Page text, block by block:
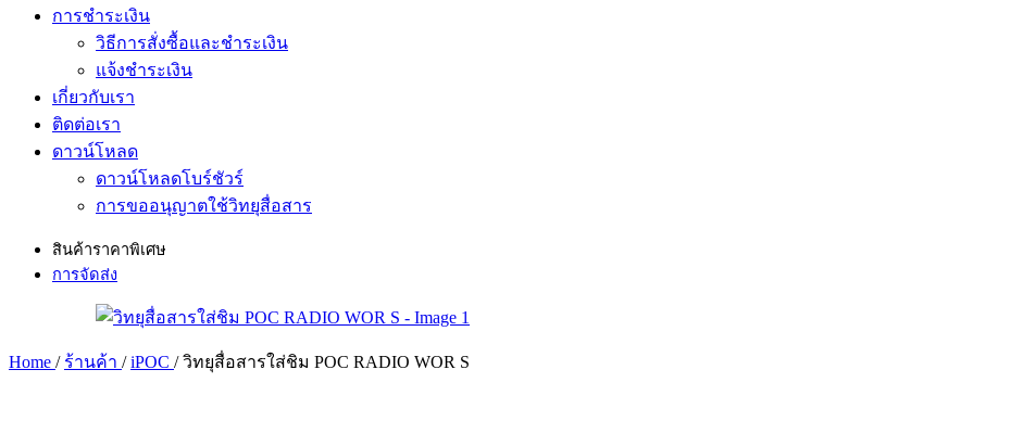
การชำระเงิน
วิธีการสั่งซื้อและชำระเงิน
แจ้งชำระเงิน
เกี่ยวกับเรา
ติดต่อเรา
ดาวน์โหลด
ดาวน์โหลดโบร์ชัวร์
การขออนุญาตใช้วิทยุสื่อสาร
สินค้าราคาพิเศษ
การจัดส่ง
Home / ร้านค้า / iPOC / วิทยุสื่อสารใส่ชิม POC RADIO WOR S